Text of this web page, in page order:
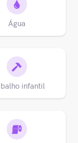
Água
infantil